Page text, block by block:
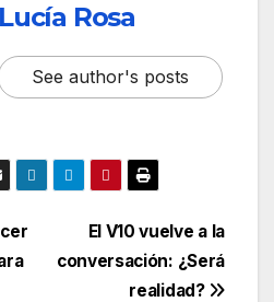
Lucía Rosa
See author's posts
El V10 vuelve a la
conversación: ¿Será
realidad?